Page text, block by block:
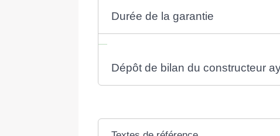
Durée de la garantie
Dépôt de bilan du constructeur